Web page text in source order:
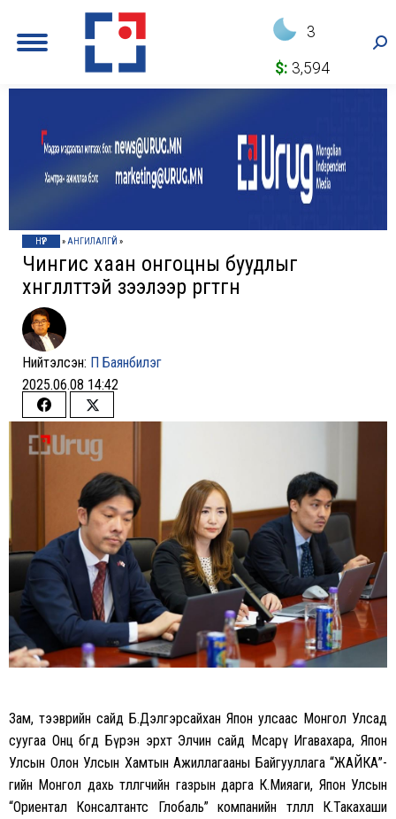
3
$: 3,594
НҮҮР » АНГИЛАЛГҮЙ »
Чингис хаан онгоцны буудлыг
хөнгөлөлттэй зээлээр өргөтгөнө
Нийтэлсэн: П Баянбилэг
2025.06.08 14:42
Share
on
Facebook
Share
on
Twitter
Зам, тээврийн сайд Б.Дэлгэрсайхан Япон улсаас Монгол Улсад
суугаа Онц бөгөөд Бүрэн эрхт Элчин сайд Мсарү Игавахара, Япон
Улсын Олон Улсын Хамтын Ажиллагааны Байгууллага “ЖАЙКА”-
гийн Монгол дахь төлөөлөгчийн газрын дарга К.Мияаги, Япон Улсын
“Ориентал Консалтантс Глобаль” компанийн төлөөлөл К.Такахаши